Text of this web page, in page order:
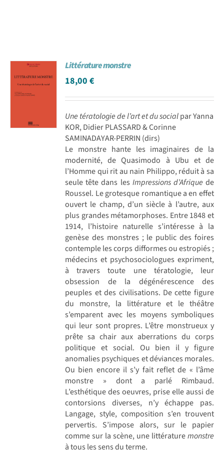
Littérature monstre
18,00€
Une tératologie de l’art et du socialpar Yanna
KOR, Didier PLASSARD & Corinne
SAMINADAYAR-PERRIN (dirs)
Le monstre hante les imaginaires de la
modernité, de Quasimodo à Ubu et de
l’Homme qui rit au nain Philippo, réduit à sa
seule tête dans les Impressions d’Afrique de
Roussel. Le grotesque romantique a en effet
ouvert le champ, d’un siècle à l’autre, aux
plus grandes métamorphoses. Entre 1848 et
1914, l’histoire naturelle s’intéresse à la
genèse des monstres ; le public des foires
contemple les corps difformes ou estropiés ;
médecins et psychosociologues expriment,
à travers toute une tératologie, leur
obsession de la dégénérescence des
peuples et des civilisations. De cette figure
du monstre, la littérature et le théâtre
s’emparent avec les moyens symboliques
qui leur sont propres. L’être monstrueux y
prête sa chair aux aberrations du corps
politique et social. Ou bien il y figure
anomalies psychiques et déviances morales.
Ou bien encore il s’y fait reflet de « l’âme
monstre » dont a parlé Rimbaud.
L’esthétique des oeuvres, prise elle aussi de
contorsions diverses, n’y échappe pas.
Langage, style, composition s’en trouvent
pervertis. S’impose alors, sur le papier
comme sur la scène, une littératuremonstre
à tous les sens du terme.